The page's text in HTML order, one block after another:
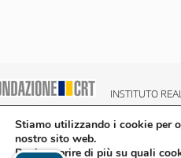
INSTITUTO
Stiamo utilizzando i cookie per
nostro sito web.
Puoi scoprire di più su quali